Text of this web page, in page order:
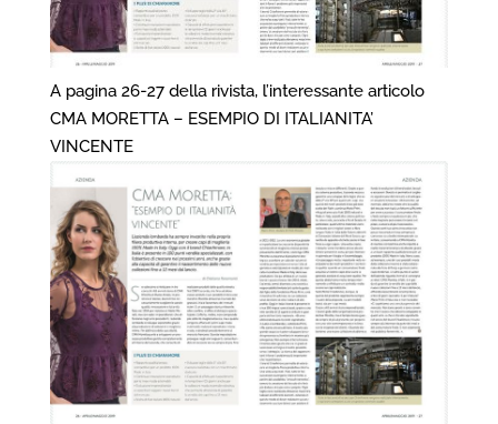
A pagina 26-27 della rivista, l’interessante articolo
CMA MORETTA – ESEMPIO DI ITALIANITA’
VINCENTE